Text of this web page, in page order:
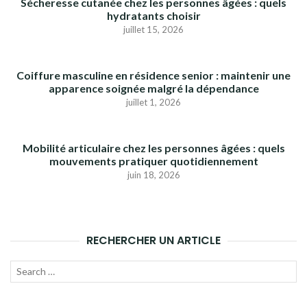
hydratants choisir
juillet 15, 2026
Coiffure masculine en résidence senior : maintenir une
apparence soignée malgré la dépendance
juillet 1, 2026
Mobilité articulaire chez les personnes âgées : quels
mouvements pratiquer quotidiennement
juin 18, 2026
RECHERCHER UN ARTICLE
Recherche